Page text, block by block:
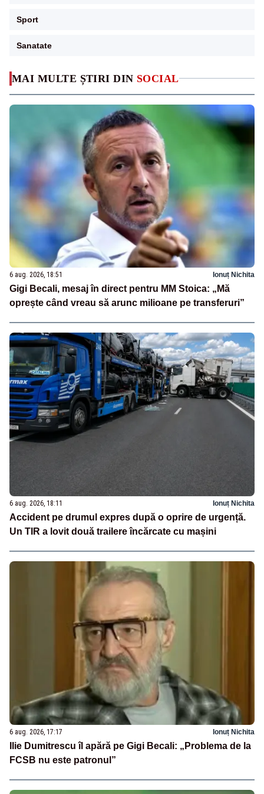
MAI MULTE ȘTIRI DIN SOCIAL
6 aug. 2026, 18:51 Ionuț Nichita
Gigi Becali, mesaj în direct pentru MM Stoica: „Mă
oprește când vreau să arunc milioane pe transferuri”
6 aug. 2026, 18:11 Ionuț Nichita
Accident pe drumul expres după o oprire de urgență.
Un TIR a lovit două trailere încărcate cu mașini
6 aug. 2026, 17:17 Ionuț Nichita
Ilie Dumitrescu îl apără pe Gigi Becali: „Problema de la
FCSB nu este patronul”
Sport
Sanatate